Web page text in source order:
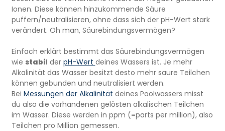
Ionen. Diese können hinzukommende Säure
puffern/neutralisieren, ohne dass sich der pH-Wert stark
verändert. Oh man, Säurebindungsvermögen?
Einfach erklärt bestimmt das Säurebindungsvermögen
wie stabil der pH-Wert deines Wassers ist. Je mehr
Alkalinität das Wasser besitzt desto mehr saure Teilchen
können gebunden und neutralisiert werden.
Bei Messungen der Alkalinität deines Poolwassers misst
du also die vorhandenen gelösten alkalischen Teilchen
im Wasser. Diese werden in ppm (=parts per million), also
Teilchen pro Million gemessen.